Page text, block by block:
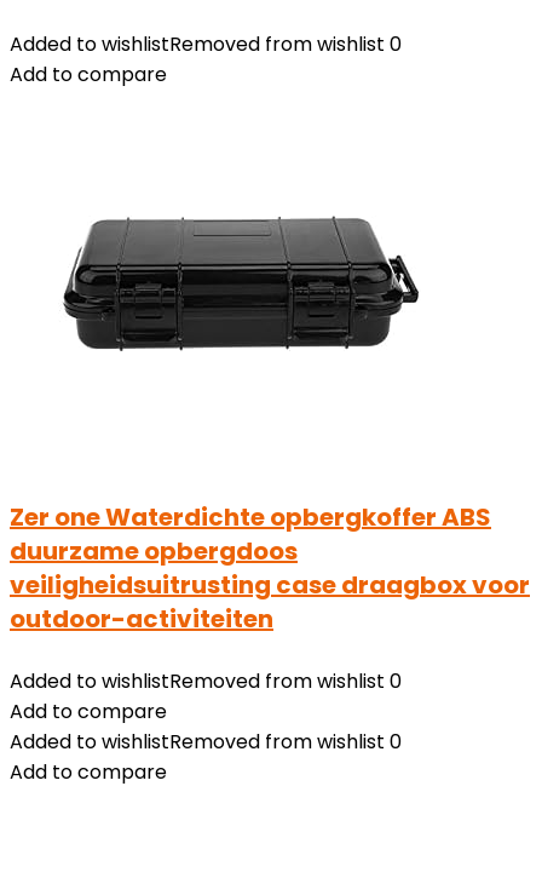
Added to wishlistRemoved from wishlist 0
Add to compare
Zer one Waterdichte opbergkoffer ABS
duurzame opbergdoos
veiligheidsuitrusting case draagbox voor
outdoor-activiteiten
Added to wishlistRemoved from wishlist 0
Add to compare
Added to wishlistRemoved from wishlist 0
Add to compare